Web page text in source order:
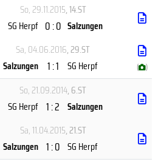
So, 29.11.2015, 14.ST
SG Herpf 0 : 0 Salzungen
Sa, 04.06.2016, 29.ST
Salzungen 1 : 1 SG Herpf ( )
So, 21.09.2014, 6.ST
SG Herpf 1 : 2 Salzungen
Sa, 11.04.2015, 21.ST
Salzungen 1 : 0 SG Herpf